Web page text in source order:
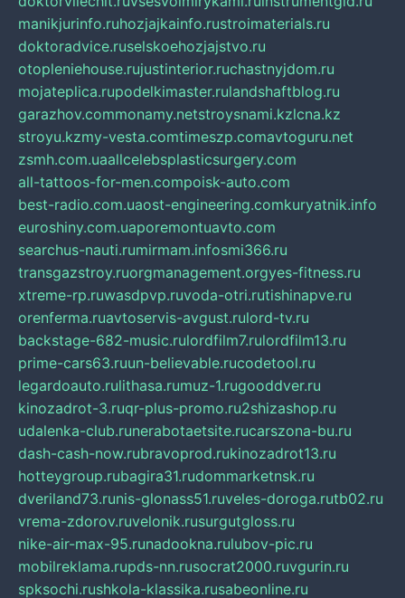
manikjurinfo.ruhozjajkainfo.rustroimaterials.ru
doktoradvice.ruselskoehozjajstvo.ru
otopleniehouse.rujustinterior.ruchastnyjdom.ru
mojateplica.rupodelkimaster.rulandshaftblog.ru
garazhov.commonamy.netstroysnami.kzlcna.kz
stroyu.kzmy-vesta.comtimeszp.comavtoguru.net
zsmh.com.uaallcelebsplasticsurgery.com
all-tattoos-for-men.compoisk-auto.com
best-radio.com.uaost-engineering.comkuryatnik.info
euroshiny.com.uaporemontuavto.com
searchus-nauti.rumirmam.infosmi366.ru
transgazstroy.ruorgmanagement.orgyes-fitness.ru
xtreme-rp.ruwasdpvp.ruvoda-otri.rutishinapve.ru
orenferma.ruavtoservis-avgust.rulord-tv.ru
backstage-682-music.rulordfilm7.rulordfilm13.ru
prime-cars63.ruun-believable.rucodetool.ru
legardoauto.rulithasa.rumuz-1.rugooddver.ru
kinozadrot-3.ruqr-plus-promo.ru2shizashop.ru
udalenka-club.runerabotaetsite.rucarszona-bu.ru
dash-cash-now.rubravoprod.rukinozadrot13.ru
hotteygroup.rubagira31.rudommarketnsk.ru
dveriland73.runis-glonass51.ruveles-doroga.rutb02.ru
vrema-zdorov.ruvelonik.rusurgutgloss.ru
nike-air-max-95.runadookna.rulubov-pic.ru
mobilreklama.rupds-nn.rusocrat2000.ruvgurin.ru
spksochi.rushkola-klassika.rusabeonline.ru